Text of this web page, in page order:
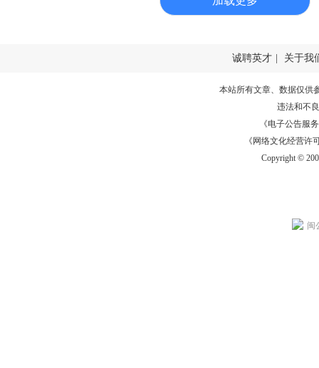
诚聘英才 关于我
本站所有文章、数据仅供
违法和不
《电子公告服务
《网络文化经营许
Copyright ©
闽